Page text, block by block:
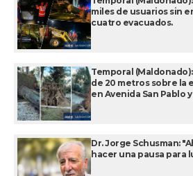
miles de usuarios sin
cuatro evacuados.
Temporal
de 20 metros sobre la
en Avenida San Pablo
Dr. Jorge Schusman:
hacer una pausa para